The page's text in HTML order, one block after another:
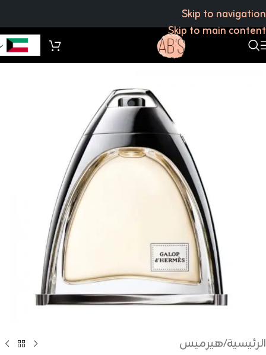
Skip to navigation
Skip to main content
الرئيسية/هيرميس